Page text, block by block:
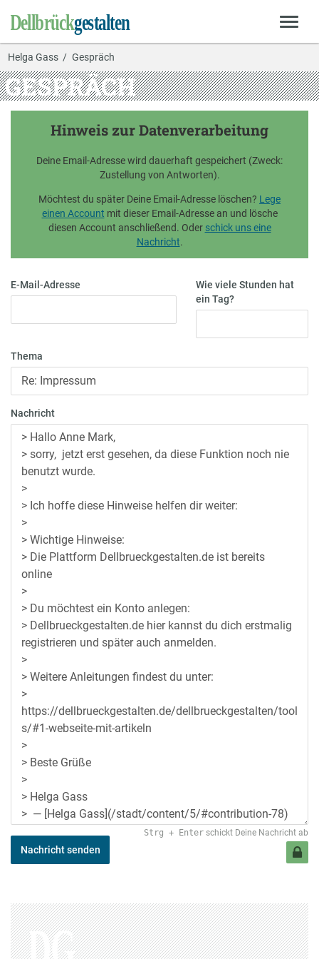
Helga Gass Gespräch
GESPRÄCH
Hinweis zur Datenverarbeitung
Deine Email-Adresse wird dauerhaft gespeichert (Zweck:
Zustellung von Antworten).
Möchtest du später Deine Email-Adresse löschen? Lege
einen Account mit dieser Email-Adresse an und lösche
diesen Account anschließend. Oder schick uns eine
Nachricht.
E-Mail-Adresse
Wie viele Stunden hat
ein Tag?
Thema
Nachricht
Strg + Enter schickt Deine Nachricht ab
Nachricht senden